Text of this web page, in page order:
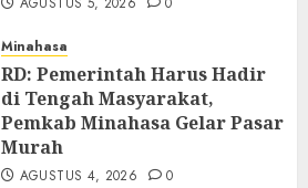
Minahasa
RD: Pemerintah Harus Hadir
di Tengah Masyarakat,
Pemkab Minahasa Gelar Pasar
Murah
AGUSTUS 4, 2026 0